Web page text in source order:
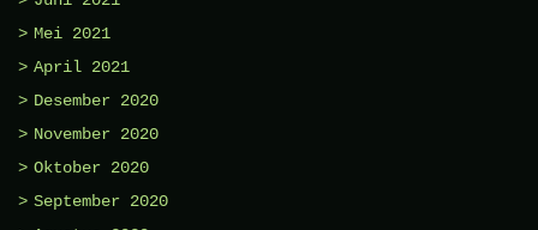
Mei 2021
April 2021
Desember 2020
November 2020
Oktober 2020
September 2020